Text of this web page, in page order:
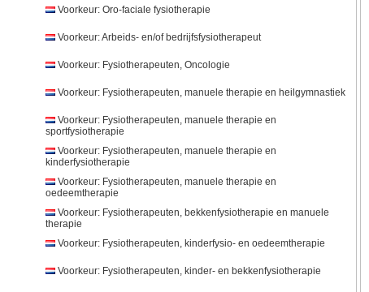
Voorkeur: Oro-faciale fysiotherapie
Voorkeur: Arbeids- en/of bedrijfsfysiotherapeut
Voorkeur: Fysiotherapeuten, Oncologie
Voorkeur: Fysiotherapeuten, manuele therapie en heilgymnastiek
Voorkeur: Fysiotherapeuten, manuele therapie en
sportfysiotherapie
Voorkeur: Fysiotherapeuten, manuele therapie en
kinderfysiotherapie
Voorkeur: Fysiotherapeuten, manuele therapie en
oedeemtherapie
Voorkeur: Fysiotherapeuten, bekkenfysiotherapie en manuele
therapie
Voorkeur: Fysiotherapeuten, kinderfysio- en oedeemtherapie
Voorkeur: Fysiotherapeuten, kinder- en bekkenfysiotherapie